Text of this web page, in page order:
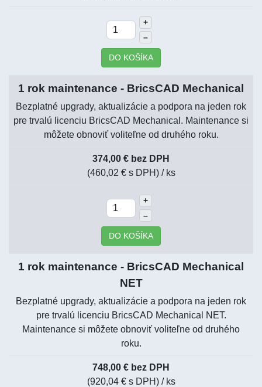
+
–
DO KOŠÍKA
1 rok maintenance - BricsCAD Mechanical
Bezplatné upgrady, aktualizácie a podpora na jeden rok
pre trvalú licenciu BricsCAD Mechanical. Maintenance si
môžete obnoviť voliteľne od druhého roku.
374,00 € bez DPH
(460,02 € s DPH) / ks
+
–
DO KOŠÍKA
1 rok maintenance - BricsCAD Mechanical
NET
Bezplatné upgrady, aktualizácie a podpora na jeden rok
pre trvalú licenciu BricsCAD Mechanical NET.
Maintenance si môžete obnoviť voliteľne od druhého
roku.
748,00 € bez DPH
(920,04 € s DPH) / ks